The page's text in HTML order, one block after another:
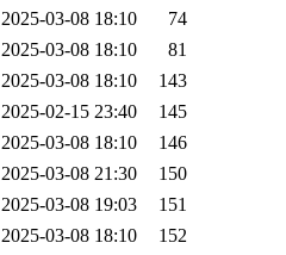
2025-03-08 18:10
74
2025-03-08 18:10
81
2025-03-08 18:10
143
2025-02-15 23:40
145
2025-03-08 18:10
146
2025-03-08 21:30
150
2025-03-08 19:03
151
2025-03-08 18:10
152